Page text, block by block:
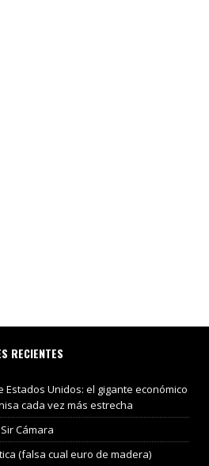
RECIENTES
Estados Unidos: el gigante económico
cada vez más estrecha
Cámara
(falsa cual euro de madera)